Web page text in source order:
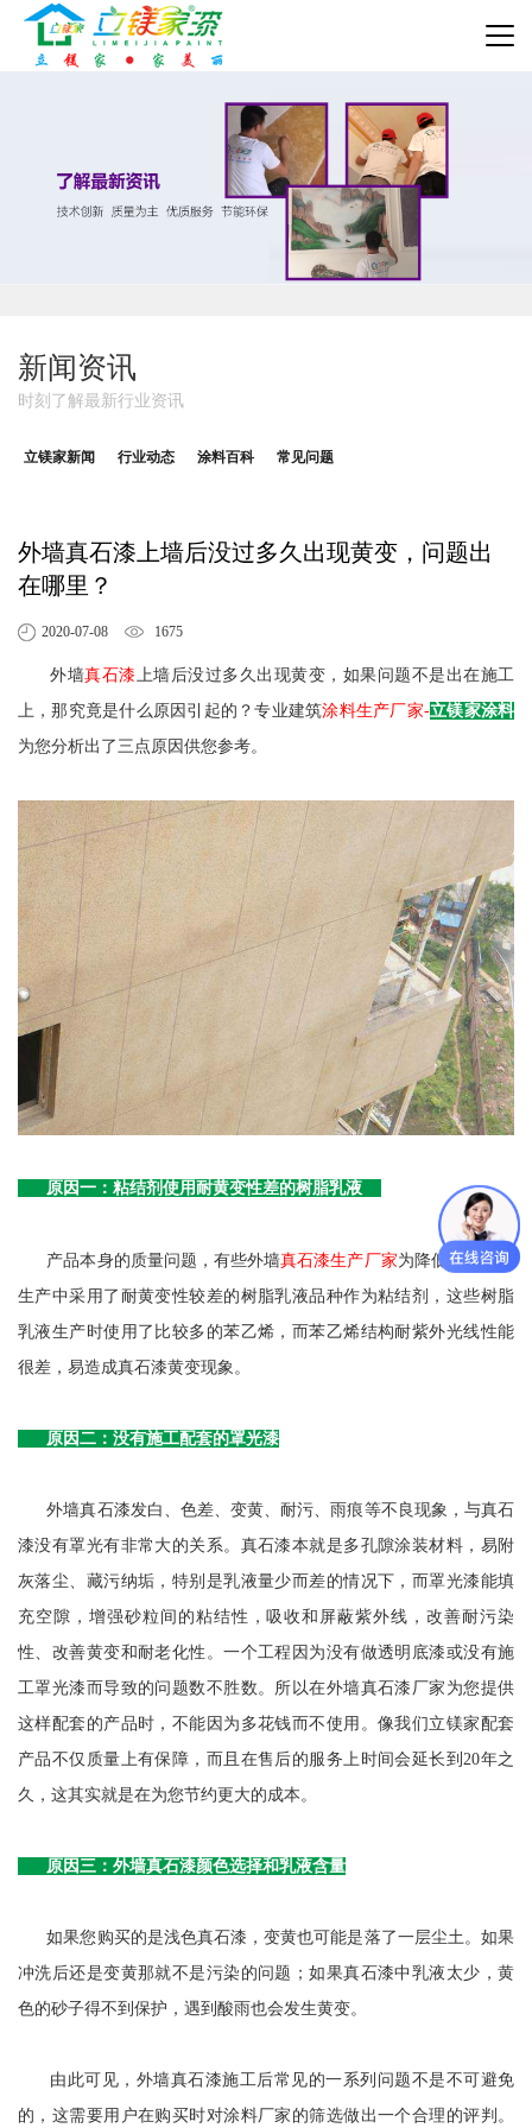
新闻资讯
时刻了解最新行业资讯
立镁家新闻 行业动态 涂料百科 常见问题
外墙真石漆上墙后没过多久出现黄变，问题出
在哪里？
2020-07-08 1675
外墙真石漆上墙后没过多久出现黄变，如果问题不是出在施工
上，那究竟是什么原因引起的？专业建筑涂料生产厂家-立镁家涂料
为您分析出了三点原因供您参考。
原因一：粘结剂使用耐黄变性差的树脂乳液
产品本身的质量问题，有些外墙真石漆生产厂家为降低成本，在
生产中采用了耐黄变性较差的树脂乳液品种作为粘结剂，这些树脂
乳液生产时使用了比较多的苯乙烯，而苯乙烯结构耐紫外光线性能
很差，易造成真石漆黄变现象。
原因二：没有施工配套的罩光漆
外墙真石漆发白、色差、变黄、耐污、雨痕等不良现象，与真石
漆没有罩光有非常大的关系。真石漆本就是多孔隙涂装材料，易附
灰落尘、藏污纳垢，特别是乳液量少而差的情况下，而罩光漆能填
充空隙，增强砂粒间的粘结性，吸收和屏蔽紫外线，改善耐污染
性、改善黄变和耐老化性。一个工程因为没有做透明底漆或没有施
工罩光漆而导致的问题数不胜数。所以在外墙真石漆厂家为您提供
这样配套的产品时，不能因为多花钱而不使用。像我们立镁家配套
产品不仅质量上有保障，而且在售后的服务上时间会延长到20年之
久，这其实就是在为您节约更大的成本。
原因三：外墙真石漆颜色选择和乳液含量
如果您购买的是浅色真石漆，变黄也可能是落了一层尘土。如果
冲洗后还是变黄那就不是污染的问题；如果真石漆中乳液太少，黄
色的砂子得不到保护，遇到酸雨也会发生黄变。
由此可见，外墙真石漆施工后常见的一系列问题不是不可避免
的，这需要用户在购买时对涂料厂家的筛选做出一个合理的评判。